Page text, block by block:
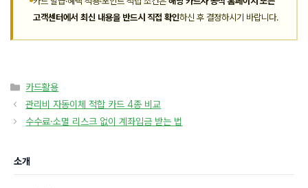
고객센터에서 최신 내용을 반드시 직접 확인하신 후 결정하시기 바랍니다.
카
테
리
카드활용
관리비 자동이체 적합 카드 4종 비교
수수료·소멸 리스크 없이 계좌입금 받는 법
소개